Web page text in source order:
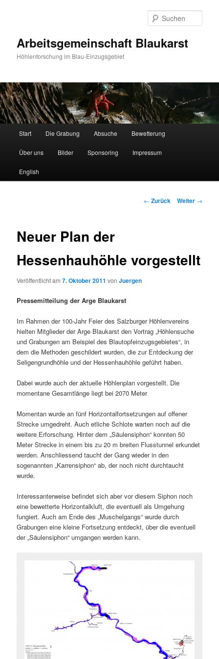
Arbeitsgemeinschaft Blaukarst
Höhlenforschung im Blau-Einzugsgebiet
Zum
Inhalt
wechseln
Start Die Grabung Absuche Bewetterung
Über uns Bilder Sponsoring Impressum
English
Beitrags-
← Zurück Weiter →
Neuer Plan der
Hessenhauhöhle vorgestellt
Veröffentlicht am7. Oktober 2011 vonJuergen
Pressemitteilung der Arge Blaukarst
Im Rahmen der 100-Jahr Feier des Salzburger Höhlenvereins
hielten Mitglieder der Arge Blaukarst den Vortrag „Höhlensuche
und Grabungen am Beispiel des Blautopfeinzugsgebietes“, in
dem die Methoden geschildert wurden, die zur Entdeckung der
Seligengrundhöhle und der Hessenhauhöhle geführt haben.
Dabei wurde auch der aktuelle Höhlenplan vorgestellt. Die
momentane Gesamtlänge liegt bei 2070 Meter
Momentan wurde an fünf Horizontalfortsetzungen auf offener
Strecke umgedreht. Auch etliche Schlote warten noch auf die
weitere Erforschung. Hinter dem „Säulensiphon“ konnten 50
Meter Strecke in einem bis zu 20 m breiten Flusstunnel erkundet
werden. Anschliessend taucht der Gang wieder in den
sogenannten „Karrensiphon“ ab, der noch nicht durchtaucht
wurde.
Interessanterweise befindet sich aber vor diesem Siphon noch
eine bewetterte Horizontalkluft, die eventuell als Umgehung
fungiert. Auch am Ende des „Muschelgangs“ wurde durch
Grabungen eine kleine Fortsetzung entdeckt, über die eventuell
der „Säulensiphon“ umgangen werden kann.